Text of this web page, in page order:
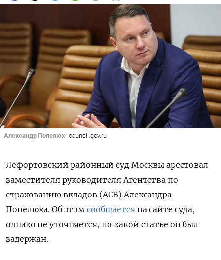
Александр Попелюх council.gov.ru
Лефортовский районный суд Москвы арестовал
заместителя руководителя Агентства по
страхованию вкладов (АСВ) Александра
Попелюха. Об этом сообщается на сайте суда,
однако не уточняется, по какой статье он был
задержан.